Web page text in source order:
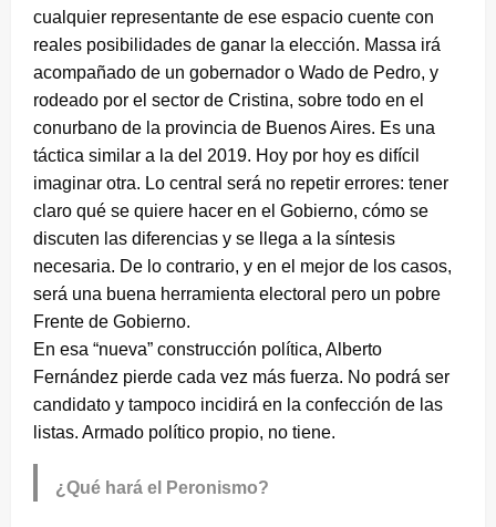
cualquier representante de ese espacio cuente con
reales posibilidades de ganar la elección. Massa irá
acompañado de un gobernador o Wado de Pedro, y
rodeado por el sector de Cristina, sobre todo en el
conurbano de la provincia de Buenos Aires. Es una
táctica similar a la del 2019. Hoy por hoy es difícil
imaginar otra. Lo central será no repetir errores: tener
claro qué se quiere hacer en el Gobierno, cómo se
discuten las diferencias y se llega a la síntesis
necesaria. De lo contrario, y en el mejor de los casos,
será una buena herramienta electoral pero un pobre
Frente de Gobierno.
En esa “nueva” construcción política, Alberto
Fernández pierde cada vez más fuerza. No podrá ser
candidato y tampoco incidirá en la confección de las
listas. Armado político propio, no tiene.
¿Qué hará el Peronismo?